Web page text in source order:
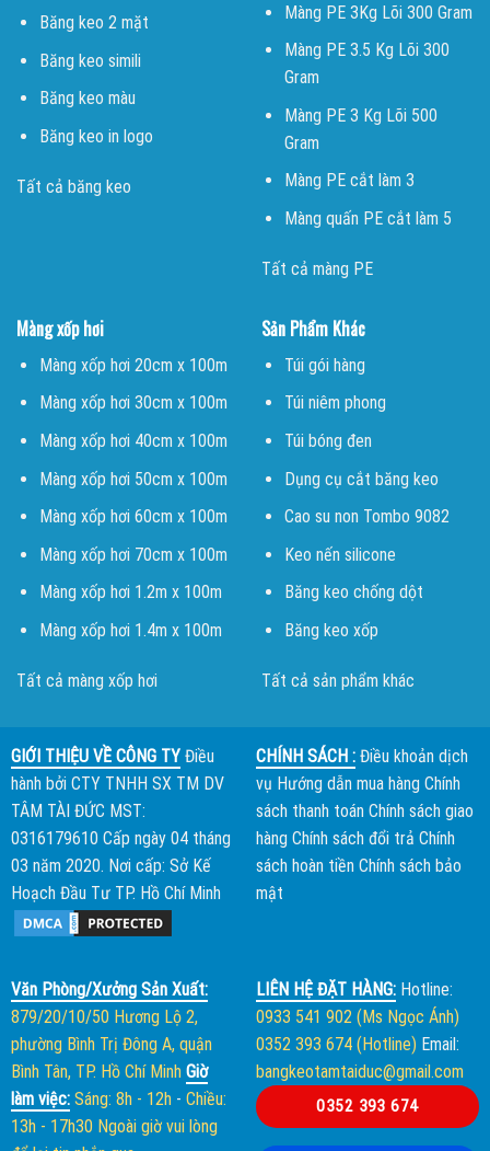
Băng keo 2 mặt
Băng keo simili
Băng keo màu
Băng keo in logo
Tất cả băng keo
Màng PE 3Kg Lõi 300 Gram
Màng PE 3.5 Kg Lõi 300
Gram
Màng PE 3 Kg Lõi 500
Gram
Màng PE cắt làm 3
Màng quấn PE cắt làm 5
Tất cả màng PE
Màng xốp hơi
Màng xốp hơi 20cm x 100m
Màng xốp hơi 30cm x 100m
Màng xốp hơi 40cm x 100m
Màng xốp hơi 50cm x 100m
Màng xốp hơi 60cm x 100m
Màng xốp hơi 70cm x 100m
Màng xốp hơi 1.2m x 100m
Màng xốp hơi 1.4m x 100m
Tất cả màng xốp hơi
Sản Phẩm Khác
Túi gói hàng
Túi niêm phong
Túi bóng đen
Dụng cụ cắt băng keo
Cao su non Tombo 9082
Keo nến silicone
Băng keo chống dột
Băng keo xốp
Tất cả sản phẩm khác
GIỚI THIỆU VỀ CÔNG TYĐiều
hành bởi CTY TNHH SX TM DV
TÂM TÀI ĐỨC MST:
0316179610 Cấp ngày 04 tháng
03 năm 2020. Nơi cấp: Sở Kế
Hoạch Đầu Tư TP. Hồ Chí Minh
CHÍNH SÁCH : Điều khoản dịch
vụ Hướng dẫn mua hàng Chính
sách thanh toán Chính sách giao
hàng Chính sách đổi trả Chính
sách hoàn tiền Chính sách bảo
mật
Văn Phòng/Xưởng Sản Xuất:
879/20/10/50 Hương Lộ 2,
phường Bình Trị Đông A, quận
Bình Tân, TP. Hồ Chí Minh Giờ
làm việc: Sáng: 8h - 12h- Chiều:
13h - 17h30 Ngoài giờ vui lòng
LIÊN HỆ ĐẶT HÀNG:Hotline:
0933 541 902 (Ms Ngọc Ánh)
0352 393 674 (Hotline) Email:
bangkeotamtaiduc@gmail.com
0352 393 674